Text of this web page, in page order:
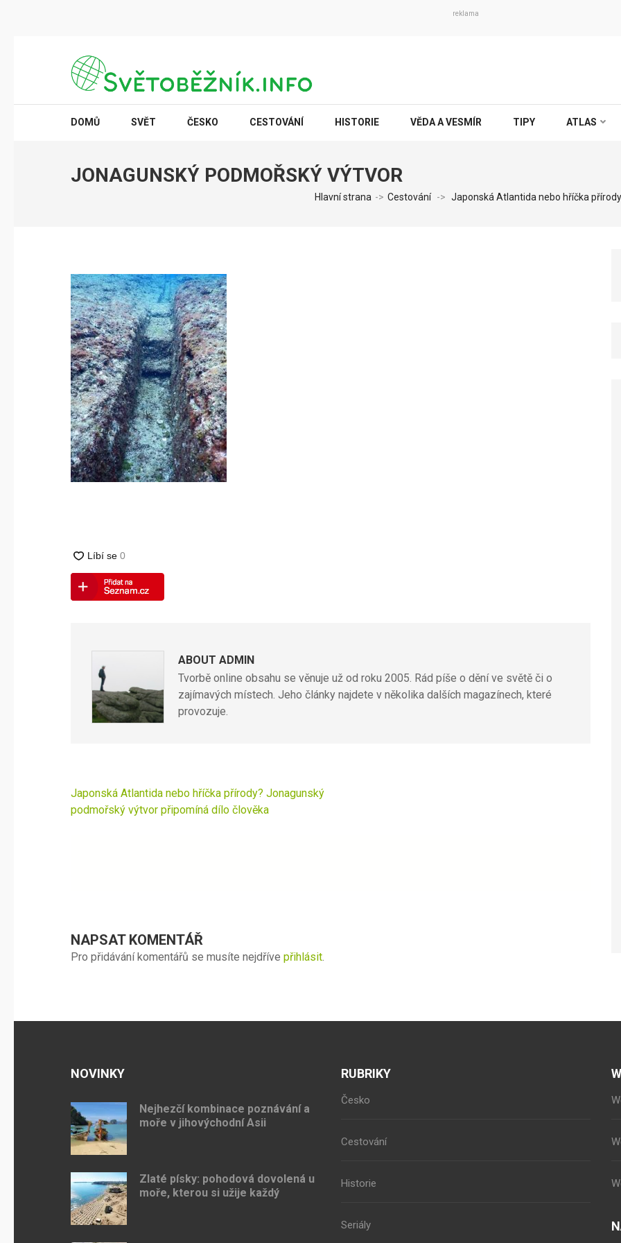
reklama
SVĚTOBĚŽNÍK.INFO
DOMŮ SVĚT ČESKO CESTOVÁNÍ HISTORIE VĚDA A VESMÍR TIPY ATLAS
JONAGUNSKÝ PODMOŘSKÝ VÝTVOR
Hlavní strana -> Cestování -> Japonská Atlantida nebo hříčka
ABOUT ADMIN
Tvorbě online obsahu se věnuje už od roku 2005. Rád píše o dění ve světě či o
zajímavých místech. Jeho články najdete v několika dalších magazínech, které
provozuje.
Navigace
pro
Japonská Atlantida nebo hříčka přírody? Jonagunský
podmořský výtvor připomíná dílo člověka
NAPSAT KOMENTÁŘ
Pro přidávání komentářů se musíte nejdříve přihlásit
NOVINKY
Nejhezčí kombinace poznávání a
moře v jihovýchodní Asii
Zlaté písky: pohodová dovolená u
moře, kterou si užije každý
RUBRIKY
Česko
Cestování
Historie
Seriály